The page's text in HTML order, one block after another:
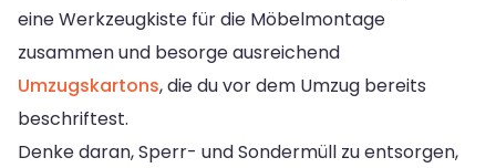
eine Werkzeugkiste für die Möbelmontage
zusammen und besorge ausreichend
Umzugskartons, die du vor dem Umzug bereits
beschriftest.
Denke daran, Sperr- und Sondermüll zu entsorgen,